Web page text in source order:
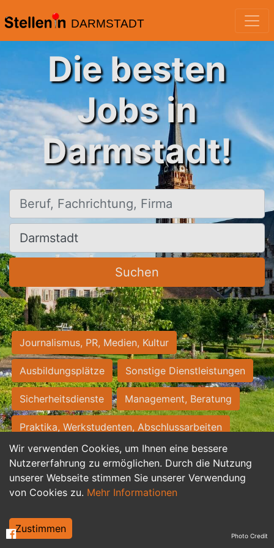
DARMSTADT
Wir verwenden Cookies, um Ihnen eine bessere
Nutzererfahrung zu ermöglichen. Durch die Nutzung
unserer Webseite stimmen Sie unserer Verwendung
von Cookies zu. Mehr Informationen
Zustimmen
Die besten
Jobs in
Darmstadt!
Beruf, Fachrichtung, Firma
Ort, Stadt
Suchen
Journalismus, PR, Medien, Kultur
Ausbildungsplätze Sonstige Dienstleistungen
Sicherheitsdienste Management, Beratung
Praktika, Werkstudenten, Abschlussarbeiten
Personalwesen Assistenz, Sekretariat
Hilfskräfte, Aushilfs- und Nebenjobs
Weiterbildung, Studium, duale Ausbildung Photo Credit